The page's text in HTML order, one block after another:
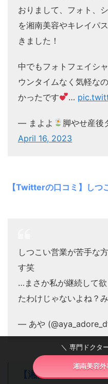
おりまして、フォト、
を湘南美容やキレイパ
きました！
中でもフォトフェイシ
ウンタイムなく気軽な
かったです
…
— まよよ
脚やせ産後
April 16, 2023
【Twitterの口コミ】しつ
しつこい営業が苦手な
す笑
…まさか私が継続して
たわけじゃないよね？
— あや
【湘南美容外科の
＼ 専門ドクタ
湘南美容外